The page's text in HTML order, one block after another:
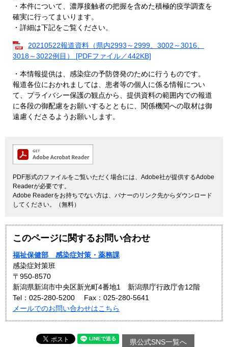
・本件について、濃厚接触者の把握を含めた積極的疫学調査を
確実に行ってまいります。
・詳細は下記をご覧ください。
20210522報道資料（県内2993～2999、3002～3016、
3018～3022例目） [PDFファイル／442KB]
・本情報提供は、感染症の予防啓発のために行うものです。
報道各位におかれましては、患者等の個人に係る情報につい
て、プライバシー保護の観点から、提供資料の範囲内での報道
に各段の御配慮をお願いするとともに、関係機関への取材は御
遠慮くださるようお願いします。
PDF形式のファイルをご覧いただく場合には、Adobe社が提供するAdobe
Readerが必要です。
Adobe Readerをお持ちでない方は、バナーのリンク先からダウンロード
してください。（無料）
このページに関するお問い合わせ
福祉保健部 感染症対策・薬務課
感染症対策班
〒950-8570
新潟県新潟市中央区新光町4番地1 新潟県庁行政庁舎12階
Tel：025-280-5200
Fax：025-280-5641
メールでのお問い合わせはこちら
県公式SNS一覧へ